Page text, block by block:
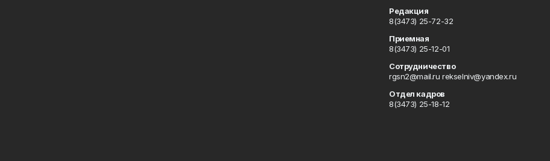
Редакция
8(3473) 25-72-32
Приемная
8(3473) 25-12-01
Сотрудничество
rgsn2@mail.ru rekselniv@yandex.ru
Отдел кадров
8(3473) 25-18-12